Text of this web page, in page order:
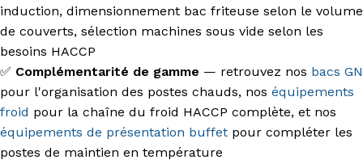
induction, dimensionnement bac friteuse selon le volume
de couverts, sélection machines sous vide selon les
besoins HACCP
✅ Complémentarité de gamme — retrouvez nos bacs GN
pour l'organisation des postes chauds, nos équipements
froid pour la chaîne du froid HACCP complète, et nos
équipements de présentation buffet pour compléter les
postes de maintien en température